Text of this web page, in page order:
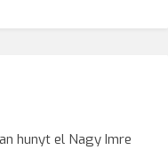
hunyt el Nagy Imre